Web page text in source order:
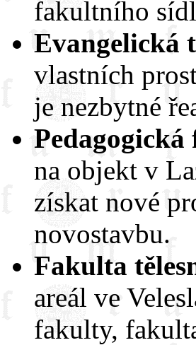
fakultního
Evangelická
vlastních
je nezbytné
na objekt v
získat nové
novostavbu.
Fakulta
areál ve
fakulty,